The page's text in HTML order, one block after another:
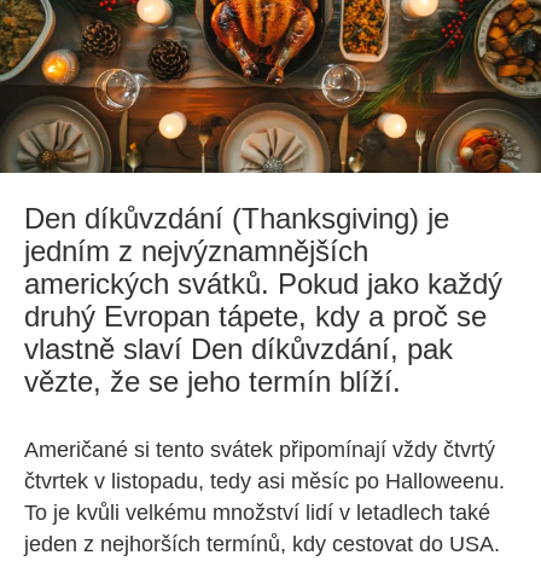
Den díkůvzdání (Thanksgiving) je
jedním z nejvýznamnějších
amerických svátků. Pokud jako každý
druhý Evropan tápete, kdy a proč se
vlastně slaví Den díkůvzdání, pak
vězte, že se jeho termín blíží.
Američané si tento svátek připomínají vždy čtvrtý
čtvrtek v listopadu, tedy asi měsíc po Halloweenu.
To je kvůli velkému množství lidí v letadlech také
jeden z nejhorších termínů, kdy cestovat do USA.